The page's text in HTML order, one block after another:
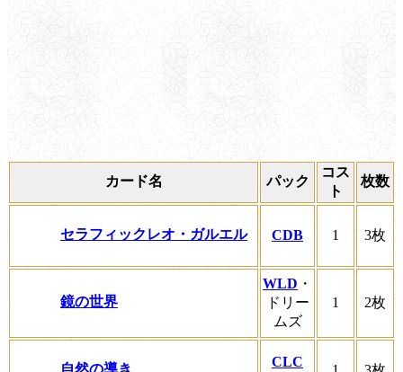
カード名 パック
コス
ト
枚数
セラフィックレオ・ガルエル CDB 1 3枚
鏡の世界
WLD ・
ドリー
ムズ
1 2枚
自然の導き
CLC